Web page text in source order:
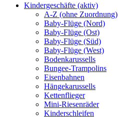
Kindergeschäfte (aktiv)
A-Z (ohne Zuordnung)
Baby-Flüge (Nord)
Baby-Flüge (Ost)
Baby-Flüge (Süd)
Baby-Flüge (West)
Bodenkarussells
Bungee-Trampolins
Eisenbahnen
Hängekarussells
Kettenflieger
Mini-Riesenräder
Kinderschleifen